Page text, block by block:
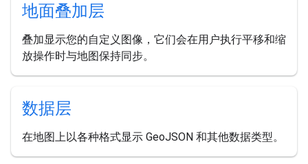
地面叠加层
叠加显示您的自定义图像，它们会在用户执行平移和缩
放操作时与地图保持同步。
数据层
在地图上以各种格式显示 GeoJSON 和其他数据类型。